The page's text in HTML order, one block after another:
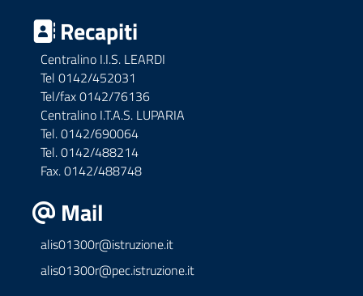
Recapiti
Centralino I.I.S. LEARDI
Tel 0142/452031
Tel/fax 0142/76136
Centralino I.T.A.S. LUPARIA
Tel. 0142/690064
Tel. 0142/488214
Fax. 0142/488748
Mail
alis01300r@istruzione.it
alis01300r@pec.istruzione.it